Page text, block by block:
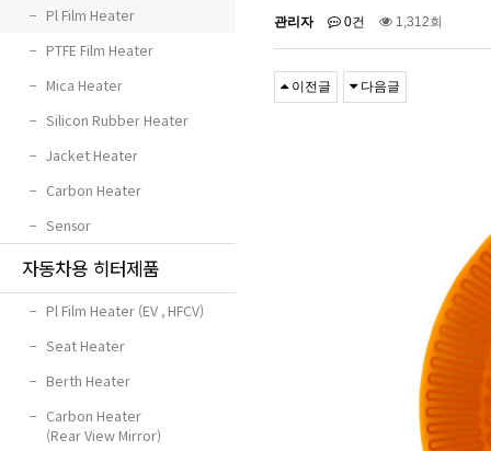
− Pl Film Heater
− PTFE Film Heater
− Mica Heater
− Silicon Rubber Heater
− Jacket Heater
− Carbon Heater
− Sensor
자동차용 히터제품
− Pl Film Heater (EV , HFCV)
− Seat Heater
− Berth Heater
− Carbon Heater
(Rear View Mirror)
관리자 0건 1,312회
이전글 다음글